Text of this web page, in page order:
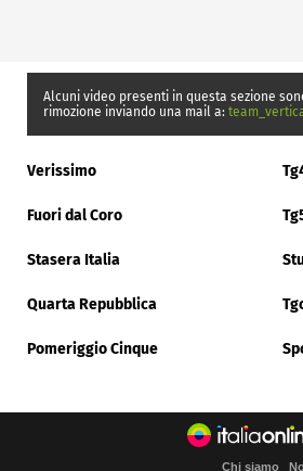
Alcuni video presenti in questa sezione
rimozione inviando una mail a:
Verissimo
Fuori dal Coro
Stasera Italia
Quarta Repubblica
Pomeriggio Cinque
Chi siamo